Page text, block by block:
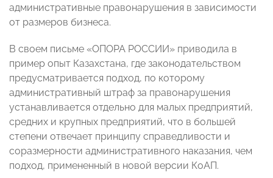
административные правонарушения в зависимости
от размеров бизнеса.
В своем письме «ОПОРА РОССИИ» приводила в
пример опыт Казахстана, где законодательством
предусматривается подход, по которому
административный штраф за правонарушения
устанавливается отдельно для малых предприятий,
средних и крупных предприятий, что в большей
степени отвечает принципу справедливости и
соразмерности административного наказания, чем
подход, примененный в новой версии КоАП.